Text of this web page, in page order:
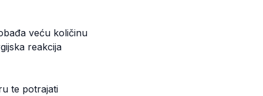
veću količinu
reakcija
te potrajati